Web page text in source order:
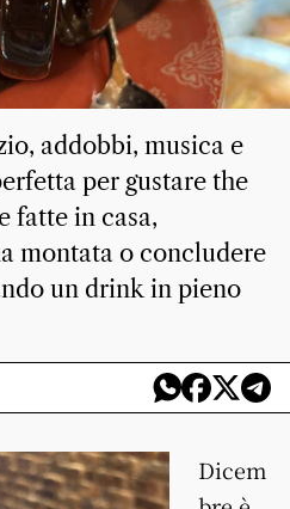
addobbi, musica e
per gustare the
fatte in casa,
montata o concludere
un drink in pieno
Dicem